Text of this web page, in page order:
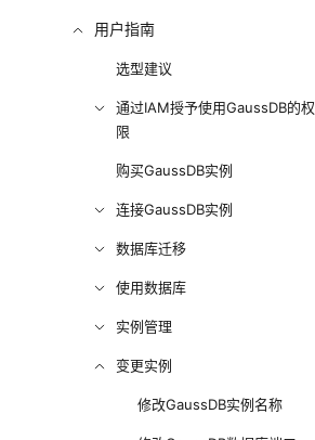
用户指南
选型建议
通过IAM授予使用GaussDB的权
限
购买GaussDB实例
连接GaussDB实例
数据库迁移
使用数据库
实例管理
变更实例
修改GaussDB实例名称